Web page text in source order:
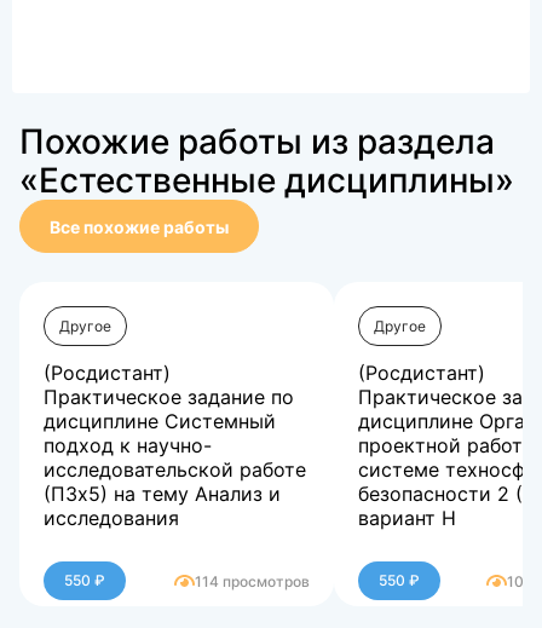
Похожие работы из раздела
«Естественные дисциплины»
Все похожие работы
Другое
(Росдистант)
Практическое задание по
дисциплине Системный
подход к научно-
исследовательской работе
(ПЗх5) на тему Анализ и
исследования
научно-исследовательской
работе (ПЗх5) на тему
550 ₽ 114 просмотров
Другое
(Росдистант)
Практическое
дисциплине
проектной работы
системе
безопасности 2
вариант Н
Практическое
дисциплине
550 ₽ 108